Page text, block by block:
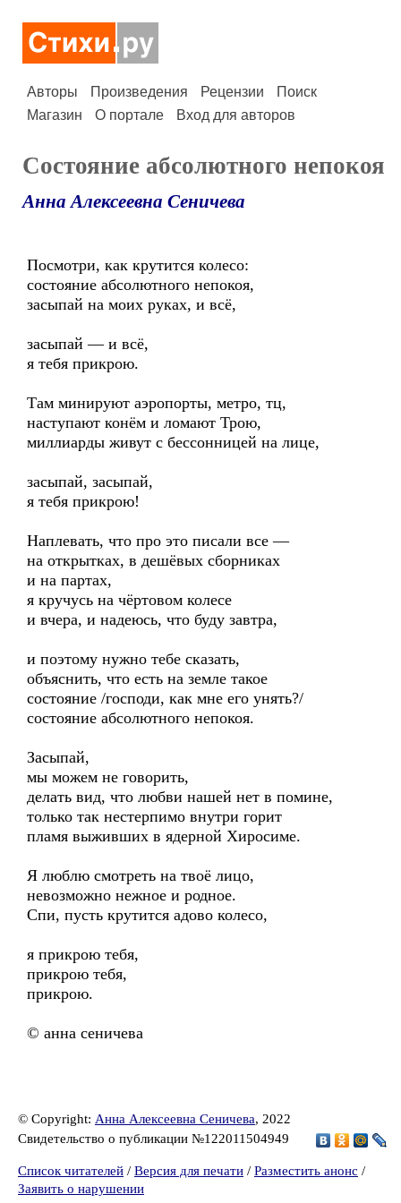
Авторы Произведения Рецензии
Поиск
Магазин
О портале Вход для авторов
Состояние абсолютного непокоя
Анна Алексеевна Сеничева
Посмотри, как крутится колесо:
состояние абсолютного непокоя,
засыпай на моих руках, и всё,
засыпай — и всё,
я тебя прикрою.
Там минируют аэропорты, метро, тц,
наступают конём и ломают Трою,
миллиарды живут с бессонницей на лице,
засыпай, засыпай,
я тебя прикрою!
Наплевать, что про это писали все —
на открытках, в дешёвых сборниках
и на партах,
я кручусь на чёртовом колесе
и вчера, и надеюсь, что буду завтра,
и поэтому нужно тебе сказать,
объяснить, что есть на земле такое
состояние /господи, как мне его унять?/
состояние абсолютного непокоя.
Засыпай,
мы можем не говорить,
делать вид, что любви нашей нет в помине,
только так нестерпимо внутри горит
пламя выживших в ядерной Хиросиме.
Я люблю смотреть на твоё лицо,
невозможно нежное и родное.
Спи, пусть крутится адово колесо,
я прикрою тебя,
прикрою тебя,
прикрою.
© анна сеничева
© Copyright: Анна Алексеевна Сеничева, 2022
Свидетельство о публикации №122011504949
Список читателей / Версия для печати / Разместить анонс /
Заявить о нарушении